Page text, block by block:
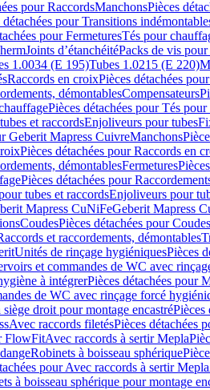
pour RaccordsManchonsPièces
détachées pour Transitions
pour FermeturesTés pour
Joints d’étanchéitéPacks de vis
1.0034 (E 195)Tubes 1.0215 (E 220)
Raccords en croixPièces détachées
démontablesCompensateurs
Pièces détachées pour Tés
et raccordsEnjoliveurs pour tubes
Geberit Mapress CuivreManchons
Pièces détachées pour Raccords en
démontablesFermetures
Pièces détachées pour
tubes et raccordsEnjoliveurs pour
Mapress CuNiFeGeberit Mapress
CoudesPièces détachées pour Coudes
et raccordements, démontables
Unités de rinçage hygiéniquesPièces
et commandes de WC avec
à intégrerPièces détachées pour
de WC avec rinçage forcé
siège droit pour montage encastréPièces
Avec raccords filetésPièces détachées
FlowFitAvec raccords à sertir Mepla
Robinets à boisseau sphérique
pour Avec raccords à sertir Mepla
à boisseau sphérique pour montage